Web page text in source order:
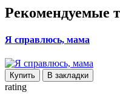
Рекомендуемые
Я справлюсь, мама
Купить В закладки
rating